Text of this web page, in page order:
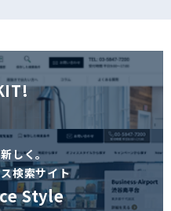
しく。
検索サイト
Style